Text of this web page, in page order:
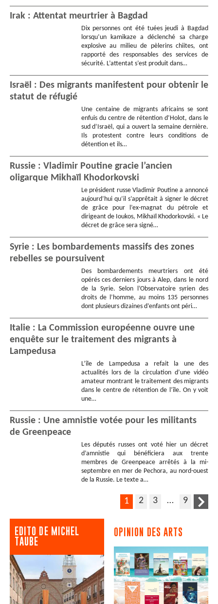
Irak : Attentat meurtrier à Bagdad
Dix personnes ont été tuées jeudi à Bagdad
lorsqu’un kamikaze a déclenché sa charge
explosive au milieu de pèlerins chiites, ont
rapporté des responsables des services de
sécurité. L’attentat s’est produit dans…
Israël : Des migrants manifestent pour obtenir le
statut de réfugié
Une centaine de migrants africains se sont
enfuis du centre de rétention d’Holot, dans le
sud d’Israël, qui a ouvert la semaine dernière.
Ils protestent contre leurs conditions de
détention et ils…
Russie : Vladimir Poutine gracie l’ancien
oligarque Mikhaïl Khodorkovski
Le président russe Vladimir Poutine a annoncé
aujourd’hui qu’il s’apprêtait à signer le décret
de grâce pour l’ex-magnat du pétrole et
dirigeant de Ioukos, Mikhaïl Khodorkovski. « Le
décret de grâce sera signé…
Syrie : Les bombardements massifs des zones
rebelles se poursuivent
Des bombardements meurtriers ont été
opérés ces derniers jours à Alep, dans le nord
de la Syrie. Selon l’Observatoire syrien des
droits de l’homme, au moins 135 personnes
dont plusieurs dizaines d’enfants ont péri…
Italie : La Commission européenne ouvre une
enquête sur le traitement des migrants à
Lampedusa
L’île de Lampedusa a refait la une des
actualités lors de la circulation d’une vidéo
amateur montrant le traitement des migrants
dans le centre de rétention de l’île. On y voit
une…
Russie : Une amnistie votée pour les militants
de Greenpeace
Les députés russes ont voté hier un décret
d’amnistie qui bénéficiera aux trente
membres de Greenpeace arrêtés à la mi-
septembre en mer de Pechora, au nord-ouest
de la Russie. Le texte a…
1 2 3 … 9
EDITO DE MICHEL
TAUBE
OPINION DES ARTS